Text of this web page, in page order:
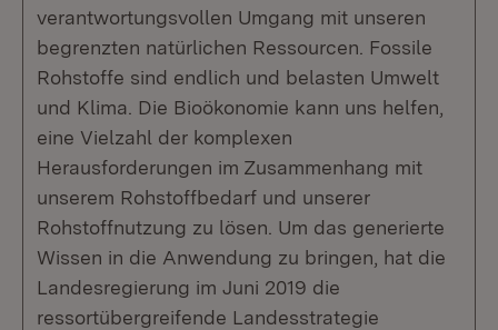
verantwortungsvollen Umgang mit unseren
begrenzten natürlichen Ressourcen. Fossile
Rohstoffe sind endlich und belasten Umwelt
und Klima. Die Bioökonomie kann uns helfen,
eine Vielzahl der komplexen
Herausforderungen im Zusammenhang mit
unserem Rohstoffbedarf und unserer
Rohstoffnutzung zu lösen. Um das generierte
Wissen in die Anwendung zu bringen, hat die
Landesregierung im Juni 2019 die
ressortübergreifende Landesstrategie